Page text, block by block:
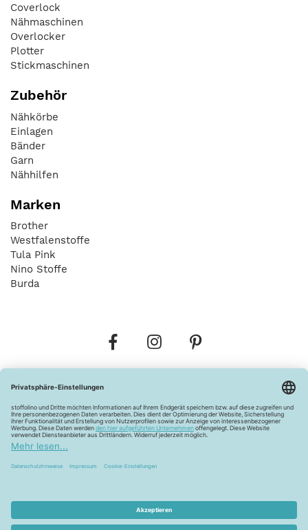
Coverlock
Nähmaschinen
Overlocker
Plotter
Stickmaschinen
Zubehör
Nähkörbe
Einlagen
Bänder
Garn
Nähhilfen
Marken
Brother
Westfalenstoffe
Tula Pink
Nino Stoffe
Burda
Widerrufsbelehrung Vertrag widerrufen
Barrierefreiheitserklärung
Pflegehinweise